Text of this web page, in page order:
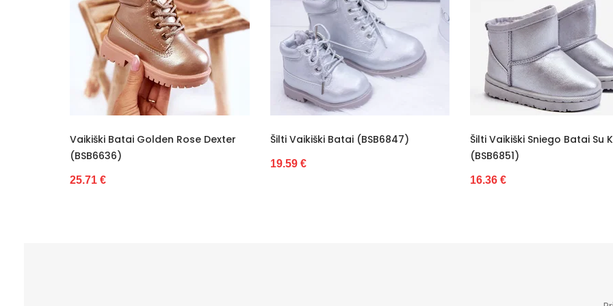
Model
Bato priekis
Originali gamintojo pakuotė
Lytis
Gamintojo kodas
Kulno/platformos aukštis
Rose Dexter Šilti Vaikiški Batai (BSB6847)
19.59 €
Šilti Vaikiški Sniego Batai Su Kailiu
Sidabriniai Bateliai
16.36 €